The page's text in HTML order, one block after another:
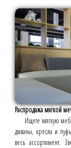
Распродажа мягкой
Ищете мягкую
диваны, кресла и
весь ассортимент.